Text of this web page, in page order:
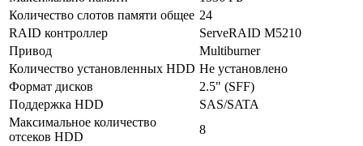
Количество слотов памяти общее 24
RAID контроллер
ServeRAID M5210
Привод
Multiburner
Количество установленных HDD Не установлено
Формат дисков
2.5" (SFF)
Поддержка HDD
SAS/SATA
Максимальное количество
отсеков HDD
8